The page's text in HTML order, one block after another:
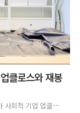
클로스와 재봉
홈퍼니싱 리테일 기업 이케아 코리아가 사회적 기업 업클로스(Upcloth)와 협력해 재봉 서비스를 선보인다. 이번 협업은 이케